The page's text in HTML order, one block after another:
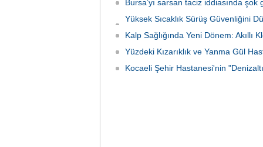
Bursa’yı sarsan taciz iddiasında şok
Yüksek Sıcaklık Sürüş Güvenliğini
İniyor
Kalp Sağlığında Yeni Dönem:
Yüzdeki Kızarıklık ve Yanma Gül
Kocaeli Şehir Hastanesi'nin